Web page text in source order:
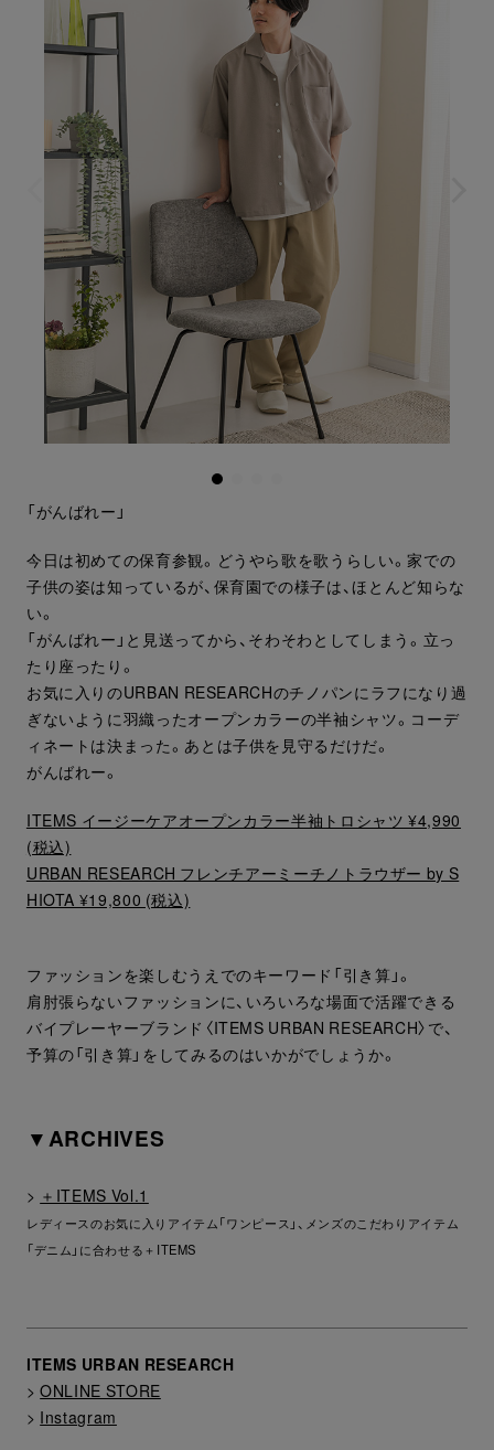
「がんばれー」
今日は初めての保育参観。どうやら歌を歌うらしい。家での
子供の姿は知っているが、保育園での様子は、ほとんど知らな
い。
「がんばれー」と見送ってから、そわそわとしてしまう。立っ
たり座ったり。
お気に入りのURBAN RESEARCHのチノパンにラフになり過
ぎないように羽織ったオープンカラーの半袖シャツ。コーデ
ィネートは決まった。あとは子供を見守るだけだ。
がんばれー。
ITEMS イージーケアオープンカラー半袖トロシャツ ¥4,990
(税込)
URBAN RESEARCH フレンチアーミーチノトラウザー by S
HIOTA ¥19,800 (税込)
ファッションを楽しむうえでのキーワード「引き算」。
肩肘張らないファッションに、いろいろな場面で活躍できる
バイプレーヤーブランド〈ITEMS URBAN RESEARCH〉で、
予算の「引き算」をしてみるのはいかがでしょうか。
▼ARCHIVES
> ＋ITEMS Vol.1
レディースのお気に入りアイテム「ワンピース」、メンズのこだわりアイテム
「デニム」に合わせる＋ITEMS
lTEMS URBAN RESEARCH
>ONLINE STORE
> Instagram